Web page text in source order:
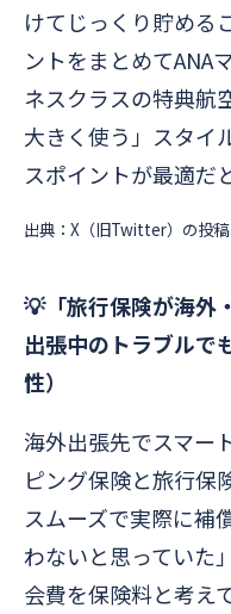
けてじっくり貯める
ントをまとめてANA
ネスクラスの特典航
大きく使う」スタイ
スポイントが最適だ
出典：X（旧Twitter）の投稿
💡「旅行保険が海外
出張中のトラブルで
性）
海外出張先でスマー
ピング保険と旅行保
スムーズで実際に補
わないと思っていた
会費を保険料と考え